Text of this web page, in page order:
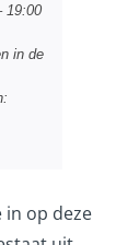
19:00
in de
in op deze